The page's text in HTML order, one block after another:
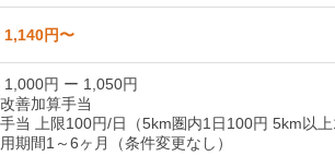
1,140円〜
1,000円 ー 1,050円
善加算手当
当 上限100円/日（5km圏内1日100円 5km以上
期間1～6ヶ月（条件変更なし）